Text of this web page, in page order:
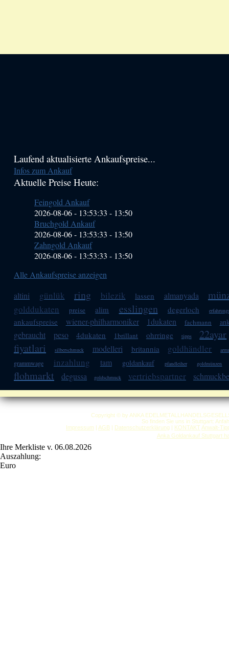
Haupt-
Sidebar
Laufend aktualisierte Ankaufspreise...
Infos zum Ankauf
Aktuelle Preise Heute:
Feingold Ankauf
2026-08-06 - 13:53:33 - 13:50
Bruchgold Ankauf
2026-08-06 - 13:53:33 - 13:50
Zahngold Ankauf
2026-08-06 - 13:53:33 - 13:50
Alle Ankaufspreise anzeigen
altini
günlük ring bilezik lassen almanyada
golddukaten preise alim esslingen degerloch
ankaufspreise wiener-philharmoniker 1dukaten fachmann
gebraucht peso 4dukaten 1brillant ohrringe tipps
22ayar
fiyatlari
silberschmuck modelleri britannia goldhändler
grammwage inzahlung tam goldankauf pfandleiher goldmünzen
flohmarkt degussa goldschmuck vertriebspartner
Copyright © by ANKA
So finden Sie uns in Stuttgart:
Impressum | AGB | Datenschutzerklärung | KONTAKT Anwalt-
Anka Goldankauf Stuttgart
Ihre Merkliste v. 06.08.2026
Auszahlung:
Euro